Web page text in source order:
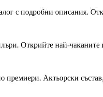
с подробни описания.
Открийте най-
премиери. Актьорски